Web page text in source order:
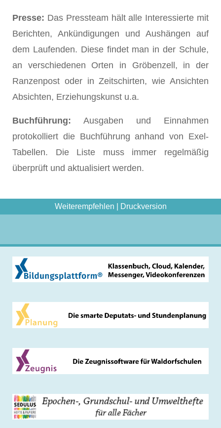
Presse: Das Pressteam hält alle Interessierte mit
Berichten, Ankündigungen und Aushängen auf
dem Laufenden. Diese findet man in der Schule,
an verschiedenen Orten in Gröbenzell, in der
Ranzenpost oder in Zeitschirten, wie Ansichten
Absichten, Erziehungskunst u.a.
Buchführung: Ausgaben und Einnahmen
protokolliert die Buchführung anhand von Exel-
Tabellen. Die Liste muss immer regelmäßig
überprüft und aktualisiert werden.
Weiterempfehlen Druckversion